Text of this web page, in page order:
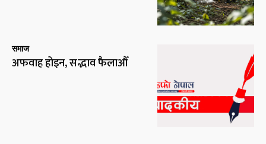
समाज
अफवाह होइन, सद्भाव फैलाऔँ